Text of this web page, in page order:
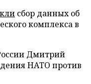
сбор данных об
комплекса в
Дмитрий
НАТО против